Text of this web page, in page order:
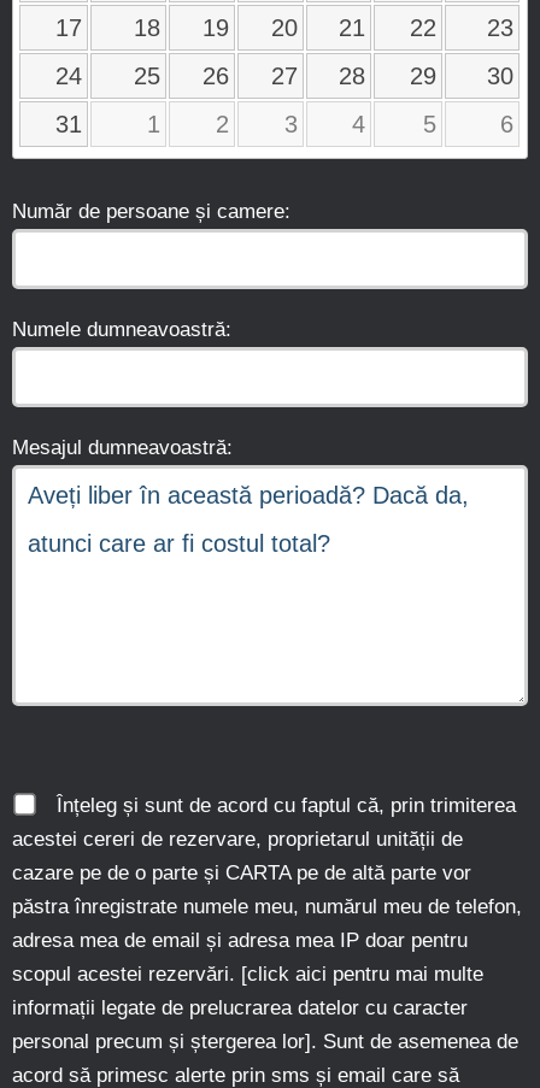
17 18 19 20 21 22
23
24
25 26 27 28 29
30
31
1 2 3 4 5 6
Număr de persoane și camere:
Numele dumneavoastră:
Mesajul dumneavoastră:
Înțeleg și sunt de acord cu faptul că, prin trimiterea
acestei cereri de rezervare, proprietarul unității de
cazare pe de o parte și CARTA pe de altă parte vor
păstra înregistrate numele meu, numărul meu de telefon,
adresa mea de email și adresa mea IP doar pentru
scopul acestei rezervări. [click aici pentru mai multe
informații legate de prelucrarea datelor cu caracter
personal precum și ștergerea lor]. Sunt de asemenea de
acord să primesc alerte prin sms și email care să